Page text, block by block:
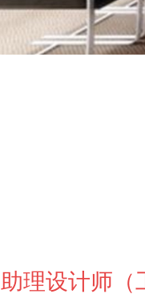
助理设计师（